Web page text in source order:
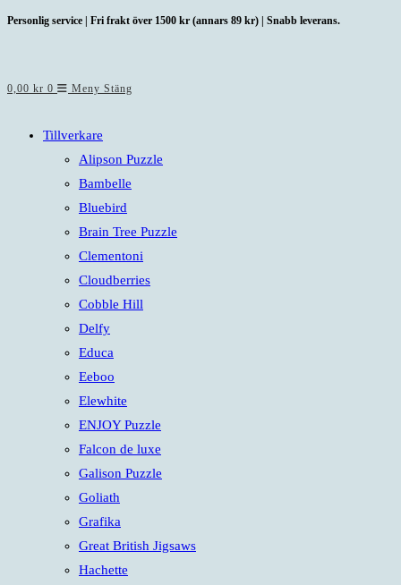
Hoppa
Personlig service | Fri frakt över 1500 kr (annars 89 kr) | Snabb leverans.
0,00 kr 0 Meny Stäng
Tillverkare
Alipson Puzzle
Bambelle
Bluebird
Brain Tree Puzzle
Clementoni
Cloudberries
Cobble Hill
Delfy
Educa
Eeboo
Elewhite
ENJOY Puzzle
Falcon de luxe
Galison Puzzle
Goliath
Grafika
Great British Jigsaws
Hachette